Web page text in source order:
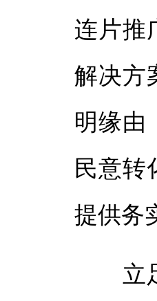
连片推
解决方
明缘由
民意转
提供务
立足